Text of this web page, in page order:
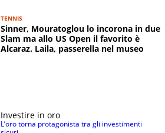
TENNIS
Sinner, Mouratoglou lo incorona in due
Slam ma allo US Open il favorito è
Alcaraz. Laila, passerella nel museo
Investire in oro
L’oro torna protagonista tra gli investimenti